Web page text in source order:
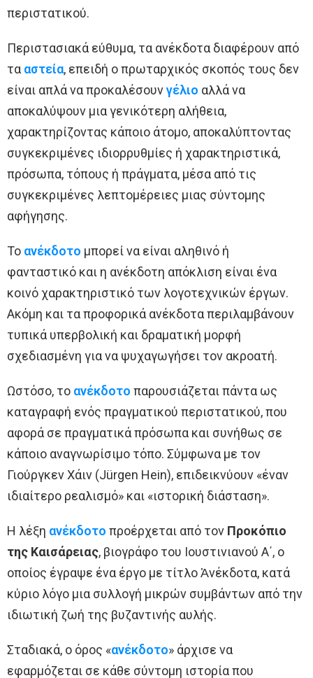
περιστατικού.
Περιστασιακά εύθυμα, τα ανέκδοτα διαφέρουν από
τα αστεία, επειδή ο πρωταρχικός σκοπός τους δεν
είναι απλά να προκαλέσουνγέλιο αλλά να
αποκαλύψουν μια γενικότερη αλήθεια,
χαρακτηρίζοντας κάποιο άτομο, αποκαλύπτοντας
συγκεκριμένες ιδιορρυθμίες ή χαρακτηριστικά,
πρόσωπα, τόπους ή πράγματα, μέσα από τις
συγκεκριμένες λεπτομέρειες μιας σύντομης
αφήγησης.
Το ανέκδοτο μπορεί να είναι αληθινό ή
φανταστικό και η ανέκδοτη απόκλιση είναι ένα
κοινό χαρακτηριστικό των λογοτεχνικών έργων.
Ακόμη και τα προφορικά ανέκδοτα περιλαμβάνουν
τυπικά υπερβολική και δραματική μορφή
σχεδιασμένη για να ψυχαγωγήσει τον ακροατή.
Ωστόσο, το ανέκδοτο παρουσιάζεται πάντα ως
καταγραφή ενός πραγματικού περιστατικού, που
αφορά σε πραγματικά πρόσωπα και συνήθως σε
κάποιο αναγνωρίσιμο τόπο. Σύμφωνα με τον
Γιούργκεν Χάιν (Jürgen Hein), επιδεικνύουν «έναν
ιδιαίτερο ρεαλισμό» και «ιστορική διάσταση».
Η λέξη ανέκδοτο προέρχεται από τον Προκόπιο
της Καισάρειας, βιογράφο του Ιουστινιανού Α΄, ο
οποίος έγραψε ένα έργο με τίτλο Ἀνέκδοτα, κατά
κύριο λόγο μια συλλογή μικρών συμβάντων από την
ιδιωτική ζωή της βυζαντινής αυλής.
Σταδιακά, ο όρος «ανέκδοτο» άρχισε να
εφαρμόζεται σε κάθε σύντομη ιστορία που